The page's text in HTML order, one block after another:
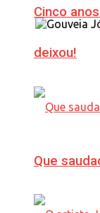
Cinco
deixou!
Que